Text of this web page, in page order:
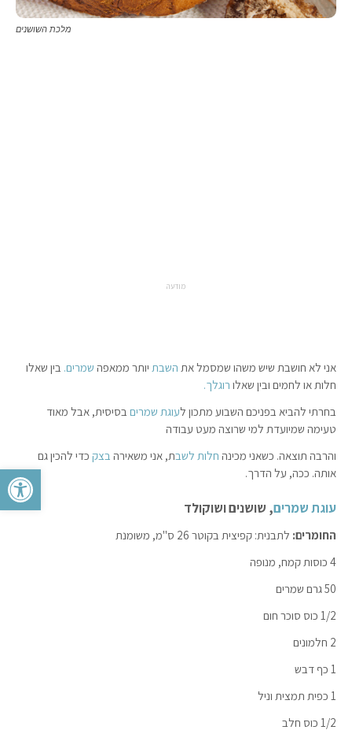
פתח
מלכת השושנים
מודעה
אני לא חושבת שיש משהו שמסמל את השבת יותר ממאפה שמרים. בין שאלו
חלות או לחמים ובין שאלו רוגלך.
בחרתי להביא בפניכם השבוע מתכון לעוגת שמרים בסיסית, אבל מאוד
טעימה שמיועדת למי שרוצה מעט עבודה
והרבה תוצאה. כשאני מכינה חלות לשבת, אני משאירה בצק כדי להכין גם
אותה. ככה, על הדרך.
עוגת שמרים, שושנים ושוקולד
החומרים: לתבנית: קפיצית בקוטר 26 ס"מ, משומנת
4 כוסות קמח, מנופה
50 גרם שמרים
1/2 כוס סוכר חום
2 חלמונים
1 כף דבש
1 כפית תמצית וניל
1/2 כוס חלב